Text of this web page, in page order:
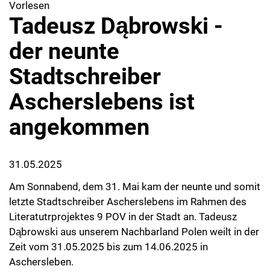
Vorlesen
Tadeusz Dąbrowski -
der neunte
Stadtschreiber
Ascherslebens ist
angekommen
31.05.2025
Am Sonnabend, dem 31. Mai kam der neunte und somit
letzte Stadtschreiber Ascherslebens im Rahmen des
Literatutrprojektes 9 POV in der Stadt an. Tadeusz
Dąbrowski aus unserem Nachbarland Polen weilt in der
Zeit vom 31.05.2025 bis zum 14.06.2025 in
Aschersleben.